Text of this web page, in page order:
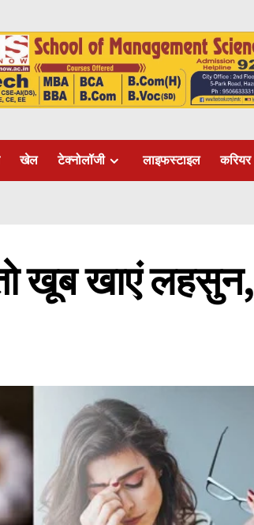
खेल टेक्नोलॉजी लाइफस्टाइल करियर
खूब खाएं लहसुन,